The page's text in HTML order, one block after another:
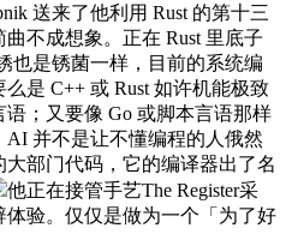
送来了他利用 Rust 的第十三
不成想象。正在 Rust 里底子
也是锈菌一样，目前的系统编
是 C++ 或 Rust 如许机能极致
；又要像 Go 或脚本言语那样
并不是让不懂编程的人俄然
部门代码，它的编译器出了名
他正在接管手艺The Register采
验。仅仅是做为一个「为了好